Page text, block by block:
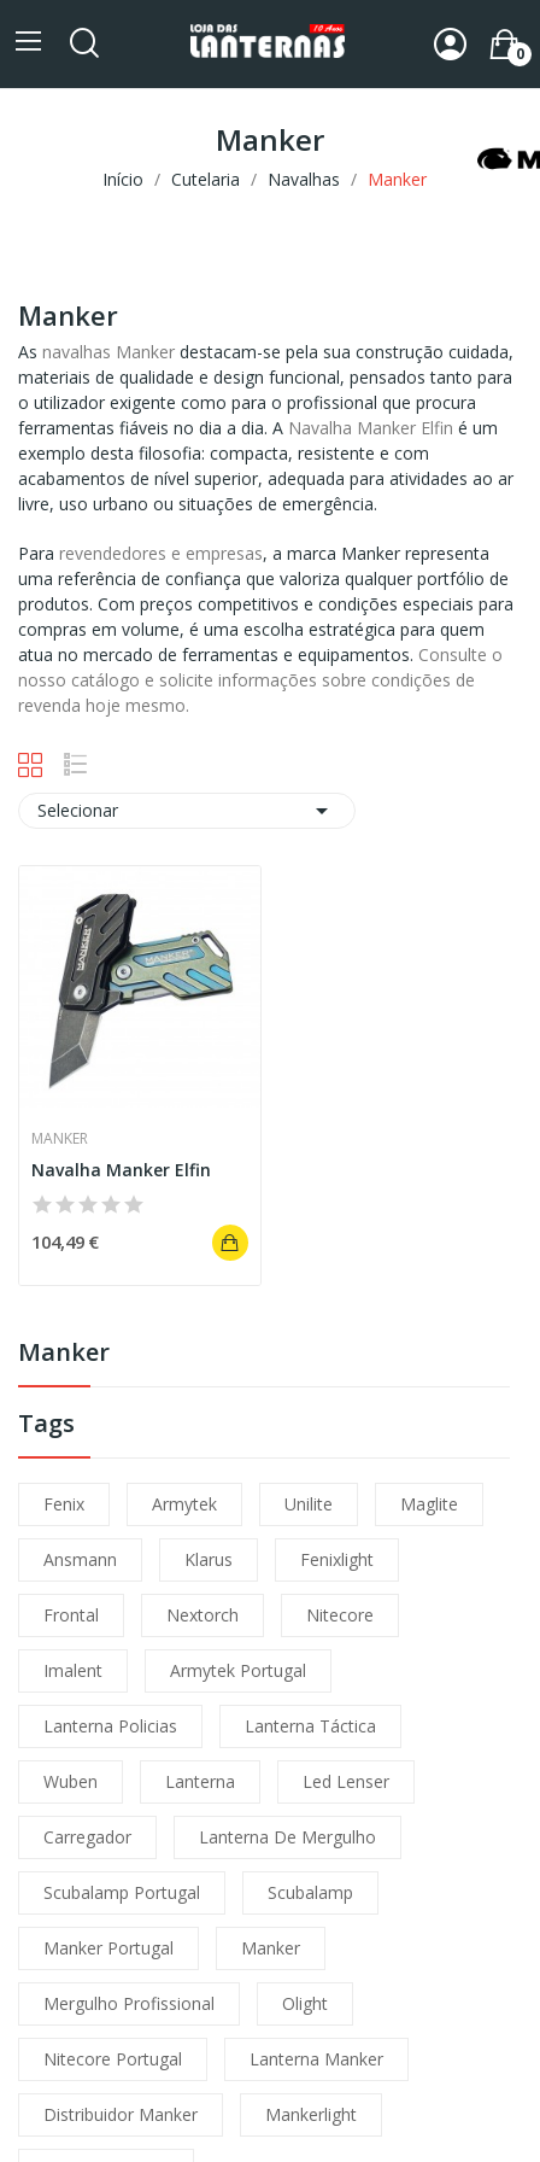
0
Manker
Início Cutelaria Navalhas Manker
Manker
Tags
Fenix Armytek Unilite Maglite
Ansmann Klarus Fenixlight
Frontal Nextorch Nitecore
Imalent Armytek Portugal
Lanterna Policias Lanterna Táctica
Wuben Lanterna Led Lenser
Carregador Lanterna De Mergulho
Scubalamp Portugal Scubalamp
Manker Portugal Manker
Mergulho Profissional Olight
Nitecore Portugal Lanterna Manker
Distribuidor Manker Mankerlight
Manker
As navalhas Manker destacam-se pela sua construção cuidada,
materiais de qualidade e design funcional, pensados tanto para
o utilizador exigente como para o profissional que procura
ferramentas fiáveis no dia a dia. A Navalha Manker Elfin é um
exemplo desta filosofia: compacta, resistente e com
acabamentos de nível superior, adequada para atividades ao ar
livre, uso urbano ou situações de emergência.
Para revendedores e empresas, a marca Manker representa
uma referência de confiança que valoriza qualquer portfólio de
produtos. Com preços competitivos e condições especiais para
compras em volume, é uma escolha estratégica para quem
atua no mercado de ferramentas e equipamentos. Consulte o
nosso catálogo e solicite informações sobre condições de
revenda hoje mesmo.
Selecionar 
MANKER
Navalha Manker Elfin
104,49 €